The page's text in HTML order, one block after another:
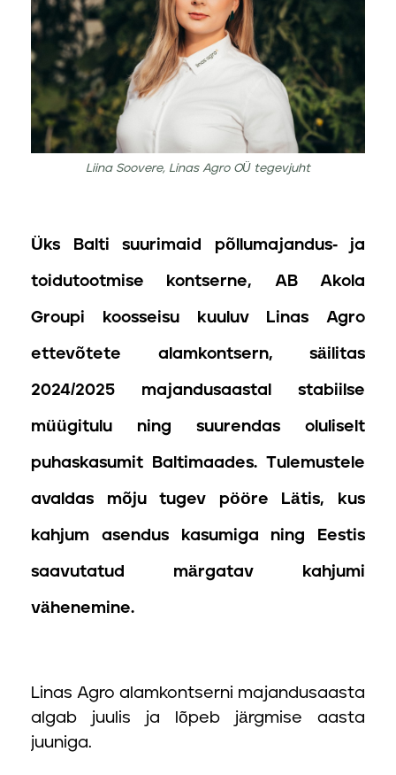
Liina Soovere, Linas Agro OÜ tegevjuht
Üks Balti suurimaid põllumajandus- ja
toidutootmise kontserne, AB Akola
Groupi koosseisu kuuluv Linas Agro
ettevõtete alamkontsern, säilitas
2024/2025 majandusaastal stabiilse
müügitulu ning suurendas oluliselt
puhaskasumit Baltimaades. Tulemustele
avaldas mõju tugev pööre Lätis, kus
kahjum asendus kasumiga ning Eestis
saavutatud märgatav kahjumi
vähenemine.
Linas Agro alamkontserni majandusaasta
algab juulis ja lõpeb järgmise aasta
juuniga.